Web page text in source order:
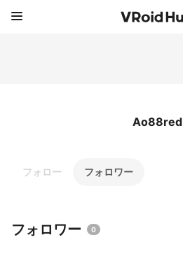
Ao88red
フォロー フォロワー
フォロワー 0